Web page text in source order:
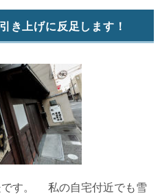
き上げに反足します！
です。 私の自宅付近でも雪